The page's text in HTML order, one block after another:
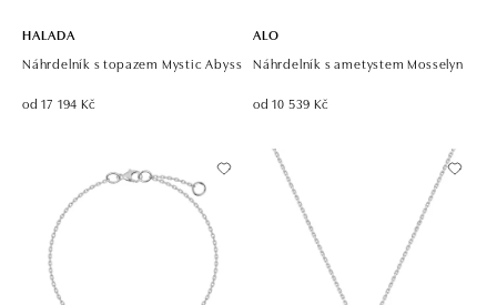
HALADA
Náhrdelník s topazem Mystic Abyss
od 17 194 Kč
ALO
Náhrdelník s ametystem Mosselyn
od 10 539 Kč